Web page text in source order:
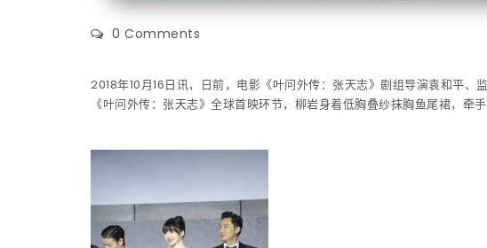
0 Comments
2018年10月16日讯，日前，电影《叶问外传：张天志》剧组导演袁和平
《叶问外传：张天志》全球首映环节，柳岩身着低胸叠纱抹胸鱼尾裙，牵